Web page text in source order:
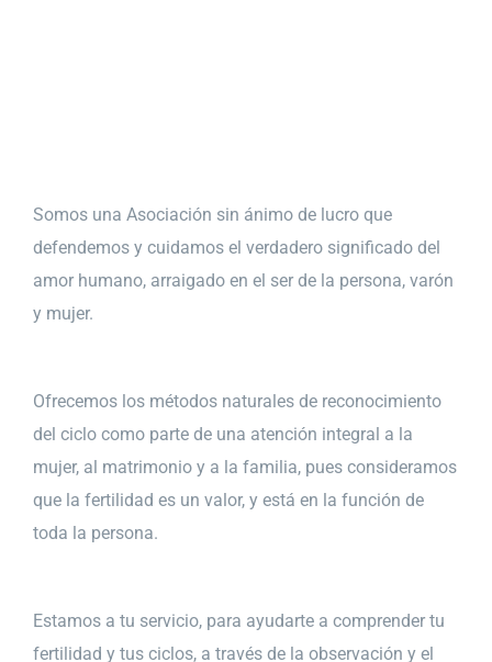
Somos una Asociación sin ánimo de lucro que
defendemos y cuidamos el verdadero significado del
amor humano, arraigado en el ser de la persona, varón
y mujer.
Ofrecemos los métodos naturales de reconocimiento
del ciclo como parte de una atención integral a la
mujer, al matrimonio y a la familia, pues consideramos
que la fertilidad es un valor, y está en la función de
toda la persona.
Estamos a tu servicio, para ayudarte a comprender tu
fertilidad y tus ciclos, a través de la observación y el